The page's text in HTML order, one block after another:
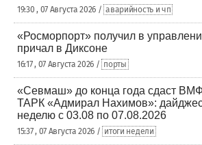
19:30 , 07 Августа 2026 / аварийность и чп
«Росморпорт» получил в
причал в Диксоне
16:17 , 07 Августа 2026 / порты
«Севмаш» до конца года сдаст
ТАРК «Адмирал Нахимов»:
неделю с 03.08 по 07.08.2026
15:37 , 07 Августа 2026 / итоги недели